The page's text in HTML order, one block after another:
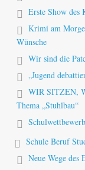
Erste Show
Krimi am
Wünsche
Wir sind die
„Jugend
WIR SITZEN,
Thema „Stuhlbau“
Schule Beruf
Neue Wege des